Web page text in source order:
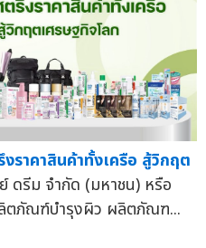
ราคาสินค้าทั้งเครือ สู้วิกฤต
ดรีม จำกัด (มหาชน) หรือ
ตภัณฑ์บำรุงผิว ผลิตภัณฑ...